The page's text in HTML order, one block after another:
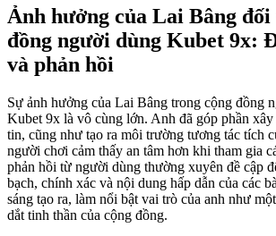
Ảnh hưởng của Lai Bâng đối
đồng người dùng Kubet 9x:
và phản hồi
Sự ảnh hưởng của Lai Bâng trong cộng đồng
Kubet 9x là vô cùng lớn. Anh đã góp phần
tin, cũng như tạo ra môi trường tương tác tích
người chơi cảm thấy an tâm hơn khi tham gia
phản hồi từ người dùng thường xuyên đề cập
bạch, chính xác và nội dung hấp dẫn của các
sáng tạo ra, làm nổi bật vai trò của anh như
dắt tinh thần của cộng đồng.